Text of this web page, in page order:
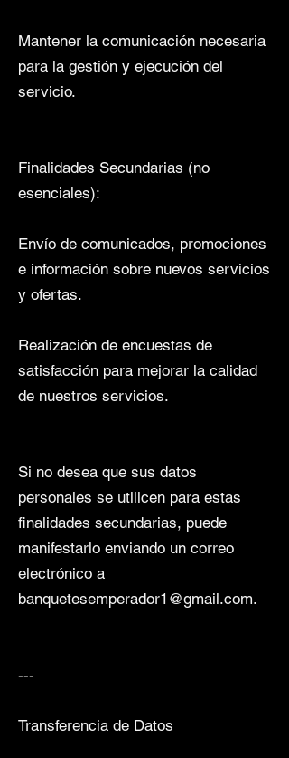
Mantener la comunicación necesaria
para la gestión y ejecución del
servicio.
Finalidades Secundarias (no
esenciales):
Envío de comunicados, promociones
e información sobre nuevos servicios
y ofertas.
Realización de encuestas de
satisfacción para mejorar la calidad
de nuestros servicios.
Si no desea que sus datos
personales se utilicen para estas
finalidades secundarias, puede
manifestarlo enviando un correo
electrónico a
banquetesemperador1@gmail.com.
---
Transferencia de Datos